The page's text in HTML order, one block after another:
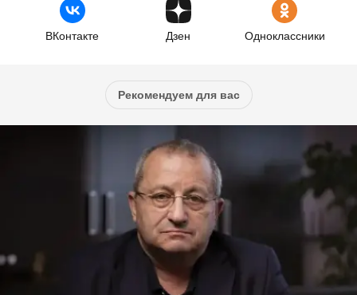
ВКонтакте Дзен Одноклассники
Рекомендуем для вас